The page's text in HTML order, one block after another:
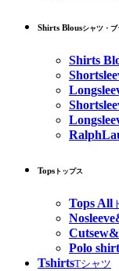
Shirts Blousシャツ・ブ
Shirts
Tops トップス
Tops All
Polo
TshirtsTシャツ